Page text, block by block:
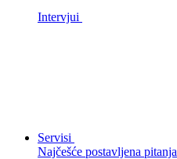
Intervjui
Servisi
Najčešće postavljena pitanja